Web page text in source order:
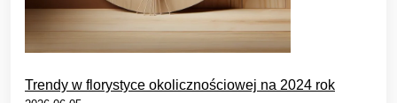
Trendy w florystyce okolicznościowej na 2024 rok